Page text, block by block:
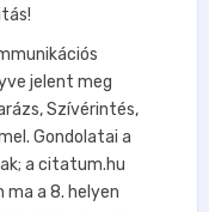
jelent meg
Szívérintés,
Gondolatai a
a citatum.hu
ma a 8. helyen